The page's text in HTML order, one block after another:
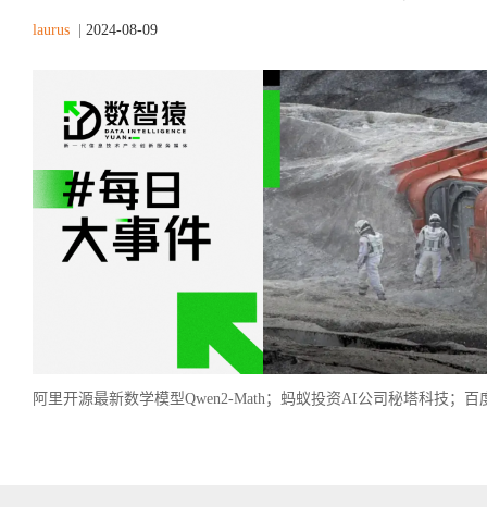
laurus 2024-08-09
阿里开源最新数学模型Qwen2-Math；蚂蚁投资AI公司秘塔科技；